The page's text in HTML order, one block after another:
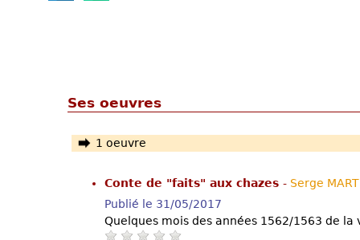
Ses oeuvres
1 oeuvre
Conte de "faits" aux chazes - Serge
Publié le 31/05/2017
Quelques mois des années 1562/1563 de la